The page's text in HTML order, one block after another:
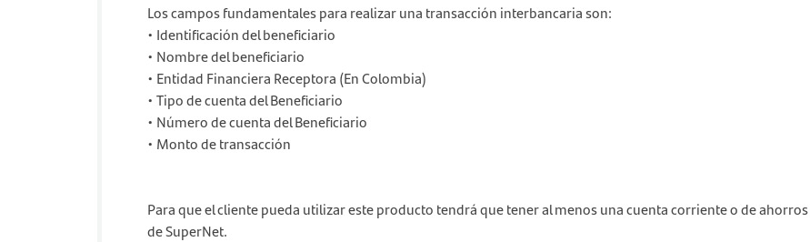
Los campos fundamentales para realizar una transacción interbancaria son:
• Identificación del beneficiario
• Nombre del beneficiario
• Entidad Financiera Receptora (En Colombia)
• Tipo de cuenta del Beneficiario
• Número de cuenta del Beneficiario
• Monto de transacción
Para que el cliente pueda utilizar este producto tendrá que tener al menos una cuenta corriente o de
de SuperNet.